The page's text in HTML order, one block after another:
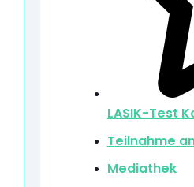
LASIK-Test
Teilnahme
Mediathek